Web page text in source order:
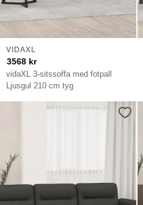
vidaXL 3-sitssoffa med fotpall
Ljusgul 210 cm tyg
VIDAXL
3568 kr